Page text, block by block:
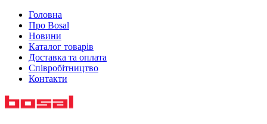
Головна
Про Bosal
Новини
Каталог товарів
Доставка та оплата
Співробітництво
Контакти